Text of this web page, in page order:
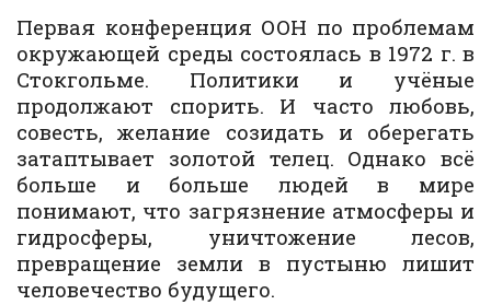
Первая конференция ООН по проблемам
окружающей среды состоялась в 1972 г. в
Стокгольме. Политики и учёные
продолжают спорить. И часто любовь,
совесть, желание созидать и оберегать
затаптывает золотой телец. Однако всё
больше и больше людей в мире
понимают, что загрязнение атмосферы и
гидросферы, уничтожение лесов,
превращение земли в пустыню лишит
человечество будущего.